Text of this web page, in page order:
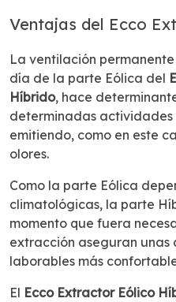
Ventajas del Ecco
La ventilación
día de la parte Eólica del
Híbrido, hace
determinadas actividades
emitiendo, como en este
olores.
Como la parte Eólica
climatológicas, la parte
momento que fuera
extracción aseguran unas
laborables más
El Ecco Extractor Eólico